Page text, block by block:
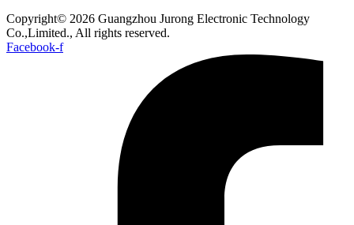
Copyright© 2026 Guangzhou Jurong Electronic Technology
Co.,Limited., All rights reserved.
Facebook-f